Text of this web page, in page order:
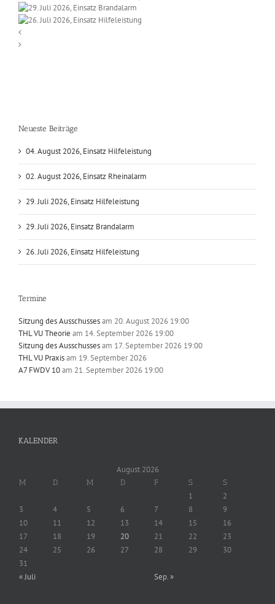
Neueste Beiträge
04. August 2026, Einsatz Hilfeleistung
02. August 2026, Einsatz Rheinalarm
29. Juli 2026, Einsatz Hilfeleistung
29. Juli 2026, Einsatz Brandalarm
26. Juli 2026, Einsatz Hilfeleistung
Termine
Sitzung des Ausschussesam 20. August 2026 19:00
THL VU Theorie am 14. September 2026 19:00
Sitzung des Ausschussesam 17. September 2026 19:00
THL VU Praxisam 19. September 2026
A7 FWDV 10am 21. September 2026 19:00
KALENDER
August 2026
M D M D F S S
1
2
3
4 5 6 7 8
9
10
11 12 13 14 15
16
17
18 19 20 21 22
23
24
25 26 27 28 29
30
31
« Juli
Sep. »